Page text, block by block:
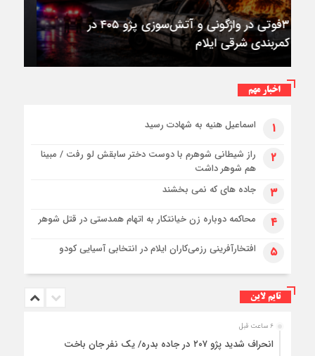
استقرار ۷۱۴ دستگاه اتوبوس در پایانه برکت مهران
برای بازگشت زائران اربعین+تصاویر
اخبار مهم
۱ اسماعیل هنیه به شهادت رسید
۲
راز شیطانی شوهرم با دوست دختر سابقش لو رفت / مبینا
هم شوهر داشت
۳ جاده های که نمی بخشند
۴ محاکمه دوباره زن خیانتکار به اتهام همدستی در قتل شوهر
۵ افتخارآفرینی رزمی‌کاران ایلام در انتخابی آسیایی کودو
تایم لاین
۶ ساعت قبل
انحراف شدید پژو ۲۰۷ در جاده بدره/ یک نفر جان باخت